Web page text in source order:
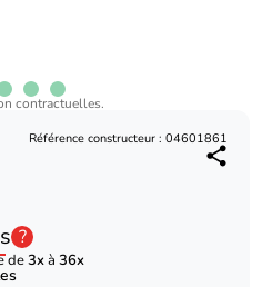
contractuelles.
Référence constructeur : 04601861
?
de3xà 36x